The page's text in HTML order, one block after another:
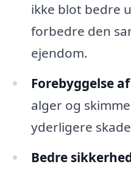
ikke blot bedre
forbedre den
ejendom.
Forebyggelse
alger og
yderligere
Bedre